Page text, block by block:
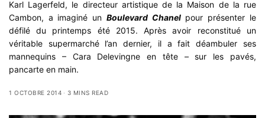
Karl Lagerfeld, le directeur artistique de la Maison de la rue
Cambon, a imaginé un Boulevard Chanelpour présenter le
défilé du printemps été 2015. Après avoir reconstitué un
véritable supermarchél’an dernier, il a fait déambuler ses
mannequins – Cara Delevingne en tête – sur les pavés,
pancarte en main.
1 OCTOBRE 2014 3 MINS READ